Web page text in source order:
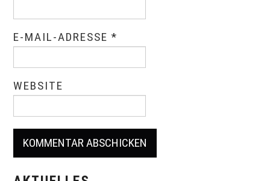
E-MAIL-ADRESSE*
WEBSITE